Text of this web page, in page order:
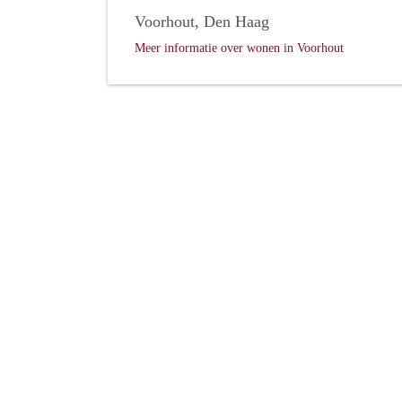
Voorhout, Den Haag
Meer informatie over wonen in Voorhout